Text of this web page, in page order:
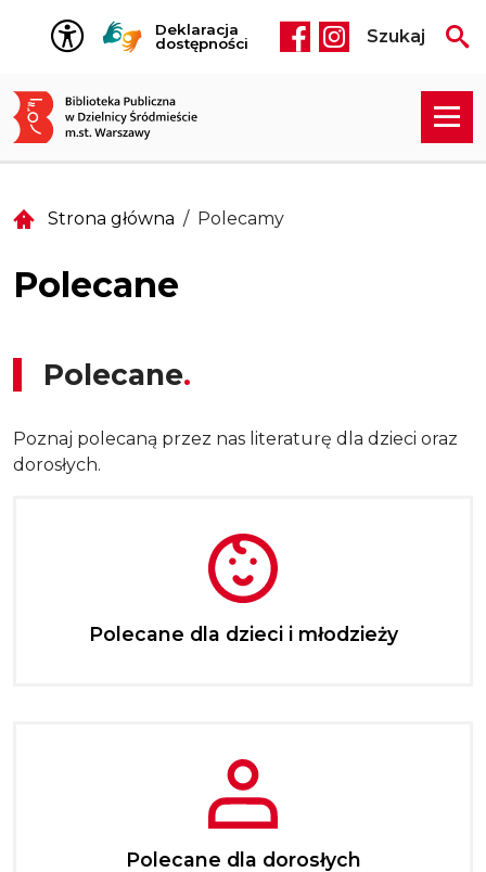
Przejdź do treści
Deklaracja
dostępności
Social media
Szukaj
Strona główna Polecamy
Polecane
Polecane
Poznaj polecaną przez nas literaturę dla dzieci oraz
dorosłych.
Polecane dla dzieci i młodzieży
Polecane dla dorosłych